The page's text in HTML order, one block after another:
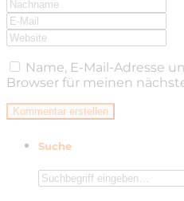
Name, E-Mail-Adresse
Browser für meinen
Suche